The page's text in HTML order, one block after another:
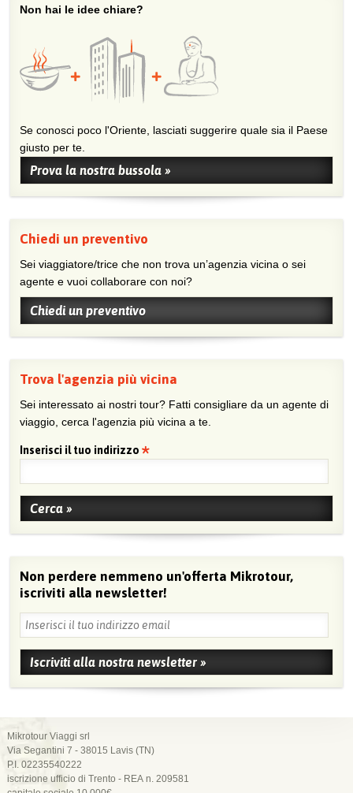
Non hai le idee chiare?
Se conosci poco l'Oriente, lasciati suggerire quale sia il Paese
giusto per te.
Prova la nostra bussola »
Chiedi un preventivo
Sei viaggiatore/trice che non trova un’agenzia vicina o sei
agente e vuoi collaborare con noi?
Chiedi un preventivo
Trova l'agenzia più vicina
Sei interessato ai nostri tour? Fatti consigliare da un agente di
viaggio, cerca l'agenzia più vicina a te.
Inserisci il tuo indirizzo
Non perdere nemmeno un'offerta Mikrotour,
iscriviti alla newsletter!
Mikrotour Viaggi srl
Via Segantini 7 - 38015 Lavis (TN)
P.I. 02235540222
iscrizione ufficio di Trento - REA n. 209581